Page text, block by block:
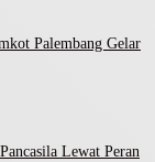
Palembang Gelar
Lewat Peran